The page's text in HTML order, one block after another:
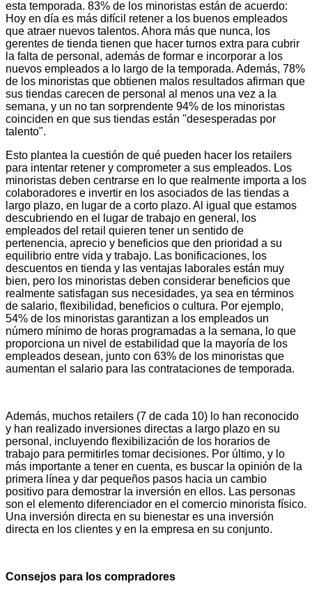
esta temporada. 83% de los minoristas están de acuerdo:
Hoy en día es más difícil retener a los buenos empleados
que atraer nuevos talentos. Ahora más que nunca, los
gerentes de tienda tienen que hacer turnos extra para cubrir
la falta de personal, además de formar e incorporar a los
nuevos empleados a lo largo de la temporada. Además, 78%
de los minoristas que obtienen malos resultados afirman que
sus tiendas carecen de personal al menos una vez a la
semana, y un no tan sorprendente 94% de los minoristas
coinciden en que sus tiendas están "desesperadas por
talento".
Esto plantea la cuestión de qué pueden hacer los retailers
para intentar retener y comprometer a sus empleados. Los
minoristas deben centrarse en lo que realmente importa a los
colaboradores e invertir en los asociados de las tiendas a
largo plazo, en lugar de a corto plazo. Al igual que estamos
descubriendo en el lugar de trabajo en general, los
empleados del retail quieren tener un sentido de
pertenencia, aprecio y beneficios que den prioridad a su
equilibrio entre vida y trabajo. Las bonificaciones, los
descuentos en tienda y las ventajas laborales están muy
bien, pero los minoristas deben considerar beneficios que
realmente satisfagan sus necesidades, ya sea en términos
de salario, flexibilidad, beneficios o cultura. Por ejemplo,
54% de los minoristas garantizan a los empleados un
número mínimo de horas programadas a la semana, lo que
proporciona un nivel de estabilidad que la mayoría de los
empleados desean, junto con 63% de los minoristas que
aumentan el salario para las contrataciones de temporada.
Además, muchos retailers (7 de cada 10) lo han reconocido
y han realizado inversiones directas a largo plazo en su
personal, incluyendo flexibilización de los horarios de
trabajo para permitirles tomar decisiones. Por último, y lo
más importante a tener en cuenta, es buscar la opinión de la
primera línea y dar pequeños pasos hacia un cambio
positivo para demostrar la inversión en ellos. Las personas
son el elemento diferenciador en el comercio minorista físico.
Una inversión directa en su bienestar es una inversión
directa en los clientes y en la empresa en su conjunto.
Consejos para los compradores